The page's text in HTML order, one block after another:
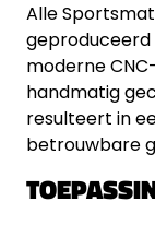
Alle
moderne
handmatig
resulteert in
betrouwbare